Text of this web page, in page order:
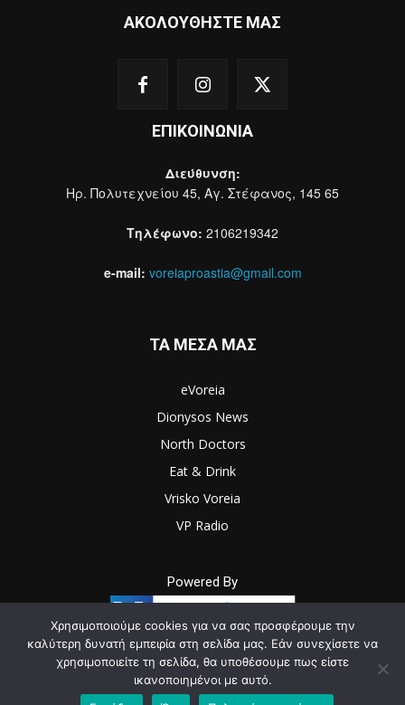
ΑΚΟΛΟΥΘΗΣΤΕ ΜΑΣ
ΕΠΙΚΟΙΝΩΝΙΑ
Διεύθυνση:
Ηρ. Πολυτεχνείου 45, Αγ. Στέφανος, 145 65
Τηλέφωνο: 2106219342
e-mail: voreiaproastia@gmail.com
ΤΑ ΜΕΣΑ ΜΑΣ
eVoreia
Dionysos News
North Doctors
Eat & Drink
Vrisko Voreia
VP Radio
Powered By
© Newspaper WordPress Theme by TagDiv
Χρησιμοποιούμε cookies για να σας προσφέρουμε την
καλύτερη δυνατή εμπειρία στη σελίδα μας. Εάν συνεχίσετε να
χρησιμοποιείτε τη σελίδα, θα υποθέσουμε πως είστε
ικανοποιημένοι με αυτό.